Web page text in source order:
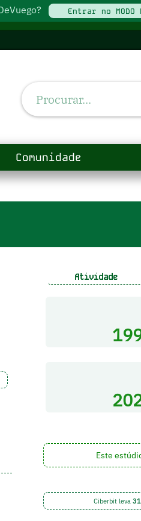
Entrar no MODO
Comunidade
Atividade
Este
Ciberbit leva